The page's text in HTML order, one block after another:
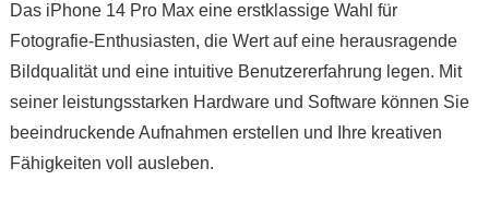
Das iPhone 14 Pro Max eine erstklassige Wahl für
Fotografie-Enthusiasten, die Wert auf eine herausragende
Bildqualität und eine intuitive Benutzererfahrung legen. Mit
seiner leistungsstarken Hardware und Software können Sie
beeindruckende Aufnahmen erstellen und Ihre kreativen
Fähigkeiten voll ausleben.